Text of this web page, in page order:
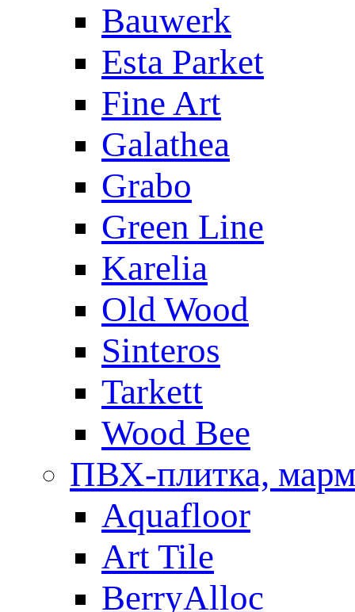
Bauwerk
Esta Parket
Fine Art
Galathea
Grabo
Green Line
Karelia
Old Wood
Sinteros
Tarkett
Wood Bee
ПВХ-плитка,
Aquafloor
Art Tile
BerryAlloc